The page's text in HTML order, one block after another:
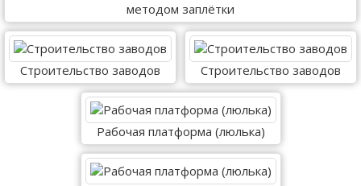
методом заплётки
Строительство заводов Строительство заводов
Рабочая платформа (люлька)